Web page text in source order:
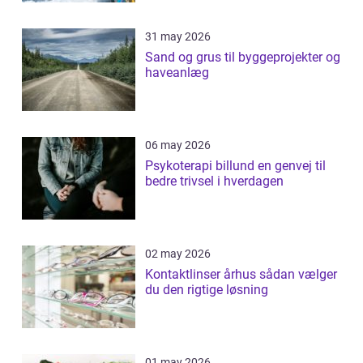
31 may 2026
Sand og grus til byggeprojekter og
haveanlæg
06 may 2026
Psykoterapi billund en genvej til
bedre trivsel i hverdagen
02 may 2026
Kontaktlinser århus sådan vælger
du den rigtige løsning